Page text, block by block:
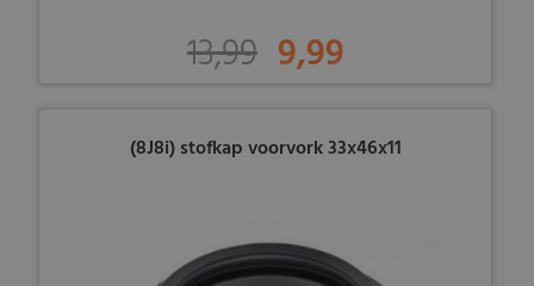
13,99 9,99
(8J8i) stofkap voorvork 33x46x11